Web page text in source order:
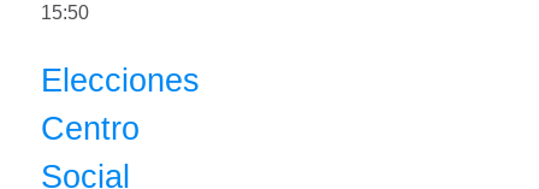
15:50
Elecciones
Centro
Social